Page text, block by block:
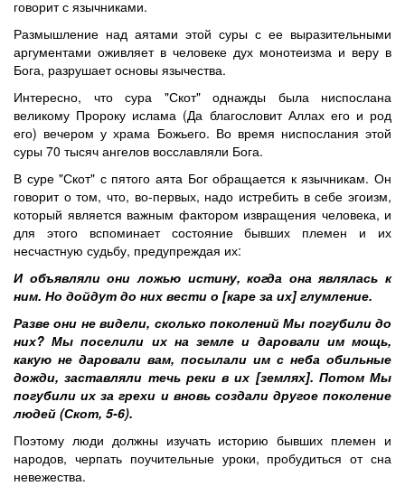
говорит с язычниками.
Размышление над аятами этой суры с ее выразительными
аргументами оживляет в человеке дух монотеизма и веру в
Бога, разрушает основы язычества.
Интересно, что сура "Скот" однажды была ниспослана
великому Пророку ислама (Да благословит Аллах его и род
его) вечером у храма Божьего. Во время ниспослания этой
суры 70 тысяч ангелов восславляли Бога.
В суре "Скот" с пятого аята Бог обращается к язычникам. Он
говорит о том, что, во-первых, надо истребить в себе эгоизм,
который является важным фактором извращения человека, и
для этого вспоминает состояние бывших племен и их
несчастную судьбу, предупреждая их:
И объявляли они ложью истину, когда она являлась к
ним. Но дойдут до них вести о [каре за их] глумление.
Разве они не видели, сколько поколений Мы погубили до
них? Мы поселили их на земле и даровали им мощь,
какую не даровали вам, посылали им с неба обильные
дожди, заставляли течь реки в их [землях]. Потом Мы
погубили их за грехи и вновь создали другое поколение
людей (Скот, 5-6).
Поэтому люди должны изучать историю бывших племен и
народов, черпать поучительные уроки, пробудиться от сна
невежества.